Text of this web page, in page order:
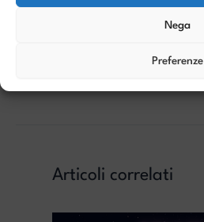
Nega
Preferenze
Articoli correlati